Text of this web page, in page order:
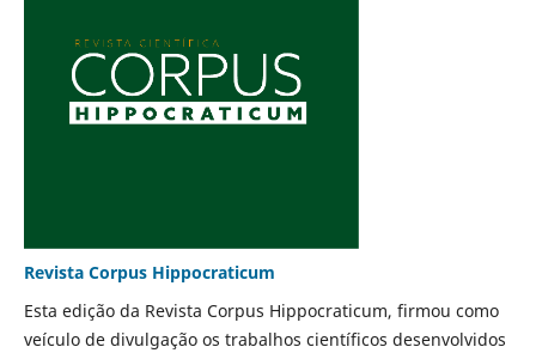
Revista Corpus Hippocraticum
Esta edição da Revista Corpus Hippocraticum, firmou como
veículo de divulgação os trabalhos científicos desenvolvidos